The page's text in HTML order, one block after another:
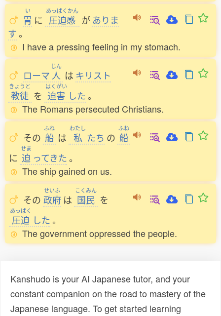
い
胃 に
あっぱくかん
圧迫感 が ありま
す。
I have a pressing feeling in my stomach.
ローマ
じん
人 は キリスト
きょうと
教徒 を
はくがい
迫害 した。
The Romans persecuted Christians.
その
ふね
船 は
わたし
私 たち の
ふね
船
に
せま
迫 ってきた。
The ship gained on us.
その
せいふ
政府 は
こくみん
国民 を
あっぱく
圧迫 した。
The government oppressed the people.
Kanshudo is your AI Japanese tutor, and your
constant companion on the road to mastery of the
Japanese language. To get started learning